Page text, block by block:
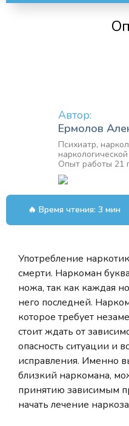
Автор:
Ермолов
Психиатр,
Опыт работы 21
🔥 Время чтения: 3 мин
Употребление
смерти. Наркоман
ножа, так как каждая
него последней.
которое требует
стоит ждать от
опасность ситуации и
исправления. Именно
близкий наркомана,
принятию зависимым
начать лечение